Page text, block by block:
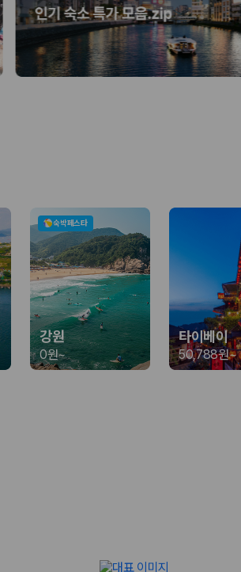
는 보장 수준을 선택할 수 있습니다.
께 비교하는 것이 좋습니다.
자차 조건을 함께 확인할 수 있도록 돕습니다.
숙박페스타
강원
0원~
타이베이
50,788원~